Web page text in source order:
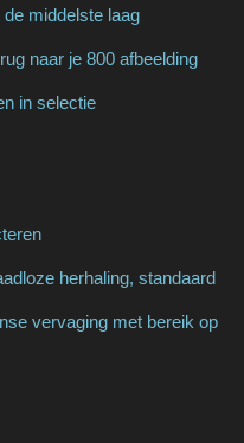
middelste laag
naar je 800 afbeelding
in selectie
herhaling, standaard
vervaging met bereik op